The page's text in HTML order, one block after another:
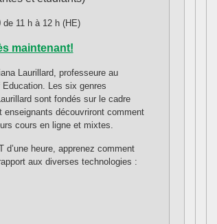
11 h à 12 h (HE)
maintenant!
Laurillard, professeure au
Les six genres
sont fondés sur le cadre
découvriront comment
cours en ligne et mixtes.
heure, apprenez comment
aux diverses technologies :